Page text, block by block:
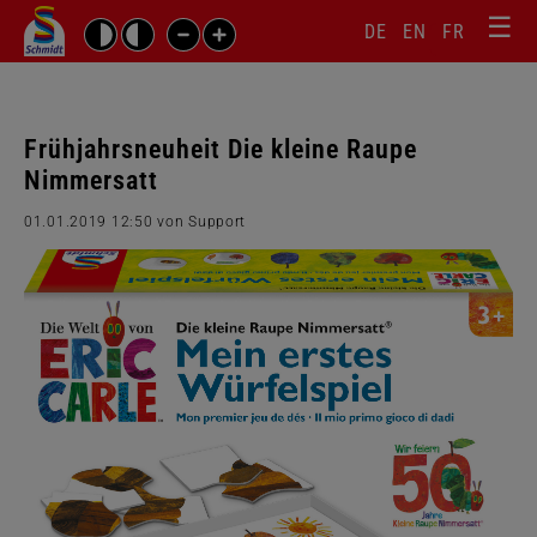
☰
DE EN FR
Suchbegriffe
Frühjahrsneuheit Die kleine Raupe
Nimmersatt
01.01.2019 12:50 von Support